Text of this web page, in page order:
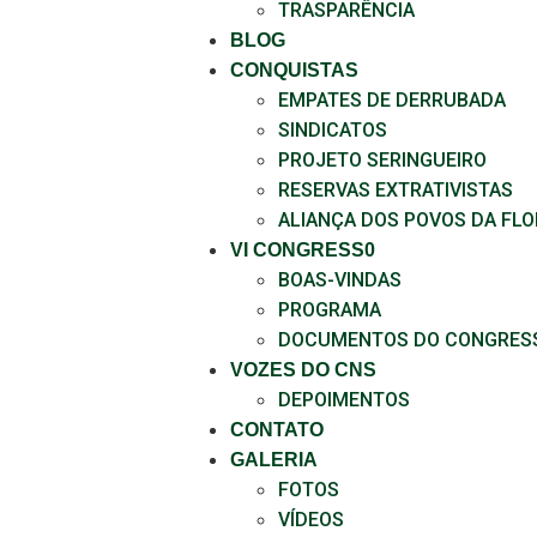
TRASPARÊNCIA
BLOG
CONQUISTAS
EMPATES DE DERRUBADA
SINDICATOS
PROJETO SERINGUEIRO
RESERVAS EXTRATIVISTAS
ALIANÇA DOS POVOS DA
VI CONGRESS0
BOAS-VINDAS
PROGRAMA
DOCUMENTOS DO
VOZES DO CNS
DEPOIMENTOS
CONTATO
GALERIA
FOTOS
VÍDEOS